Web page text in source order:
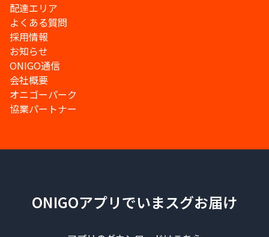
配達エリア
よくある質問
採用情報
お知らせ
ONIGO通信
会社概要
オニゴーパーク
協業パートナー
ONIGOアプリでいまスグお届け